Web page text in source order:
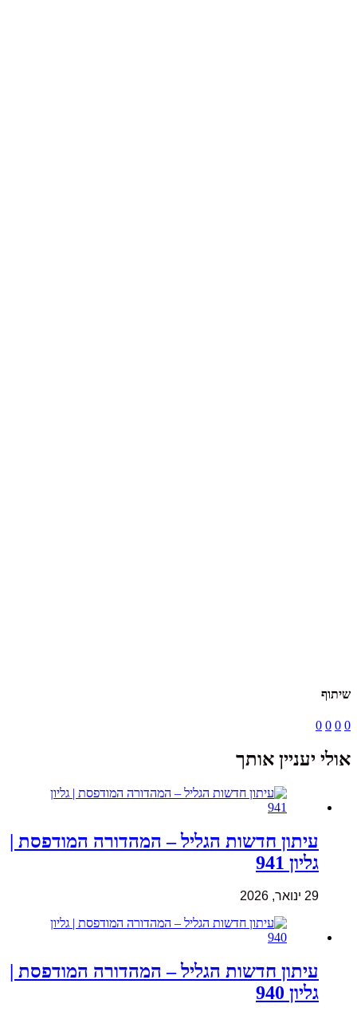
שיתוף
0
0
0
0
אולי יעניין אותך
עיתון חדשות הגליל – המהדורה המודפסת |
גליון 941
29 ינואר, 2026
עיתון חדשות הגליל – המהדורה המודפסת |
גליון 940